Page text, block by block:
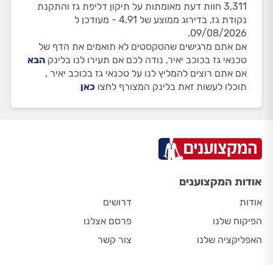
3,311 חוות דעת מאומתות על תיקון דליפת גז והתקנת
נקודת גז, בדירוג ממוצע של 4.91 - מעודכן ל
09/08/2026.
אם אתם מרגישים שהטקסטים לא תואמים את הדף של
טכנאי גז בכוכב יאיר, נודה לכם אם תעירו לנו בלינק הבא
אם אתם רוצים להמליץ לנו על טכנאי גז בכוכב יאיר ,
תוכלו לעשות זאת בלינק המצורף לחצו כאן
אודות המקצוענים
אודות
הפיקוח שלנו
האפליקציה שלנו
דרושים
פרסם אצלנו
צור קשר